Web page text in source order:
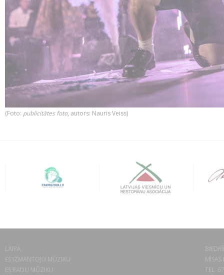
​(Foto: publicitātes foto, autors: Nauris Veiss)
LAIPA
ES IZMANTOJU MŪZIKU
ES RADU MŪZIKU
TEL.